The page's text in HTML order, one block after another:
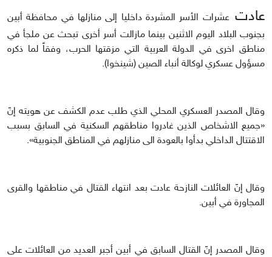
عادت عشرات الأسر المشردة داخليا إلى منازلها في محافظة أبين
بجنوب البلاد اليوم الاثنين بينما مازالت أسر أخرى تبحث عن ملجأ في
مناطق اخرى في الدولة العربية التي مزقتها الحرب، وفقاً لما ذكره
مسؤول عسكري لوكالة أنباء الصين (شينخوا).
وقال المصدر العسكري المحلي الذي طلب عدم الكشف عن هويته إنّ
«جميع الاشخاص الذين غادروا مناطقهم السكنية في السابق بسبب
الاقتتال الداخلي بدأوا بالعودة الى منازلهم في المناطق الجنوبية».
وقال إنّ العائلات النازحة عادت بعد انتهاء القتال في مناطقها والقرى
المجاورة في أبين.
وقال المصدر إنّ القتال السابق في أبين أجبر العديد من العائلات على